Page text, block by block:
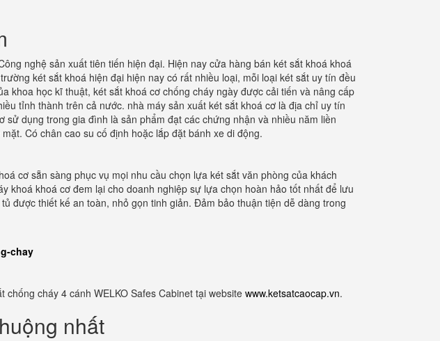
nghệ sản xuất tiên tiến hiện đại. Hiện nay cửa hàng bán két sắt khoá khoá
két sắt khoá hiện đại hiện nay có rất nhiều loại, mỗi loại két sắt uy tín đều
khoa học kĩ thuật, két sắt khoá cơ chống cháy ngày được cải tiến và nâng cấp
tỉnh thành trên cả nước. nhà máy sản xuất két sắt khoá cơ là địa chỉ uy tín
dụng trong gia đình là sản phẩm đạt các chứng nhận và nhiều năm liền
Có chân cao su cố định hoặc lắp đặt bánh xe di động.
cơ sẵn sàng phục vụ mọi nhu cầu chọn lựa két sắt văn phòng của khách
khoá khoá cơ đem lại cho doanh nghiệp sự lựa chọn hoàn hảo tốt nhất để lưu
được thiết kế an toàn, nhỏ gọn tinh giản. Đảm bảo thuận tiện dễ dàng trong
chay
cháy 4 cánh WELKO Safes Cabinet tại website www.ketsatcaocap.vn.
nhất